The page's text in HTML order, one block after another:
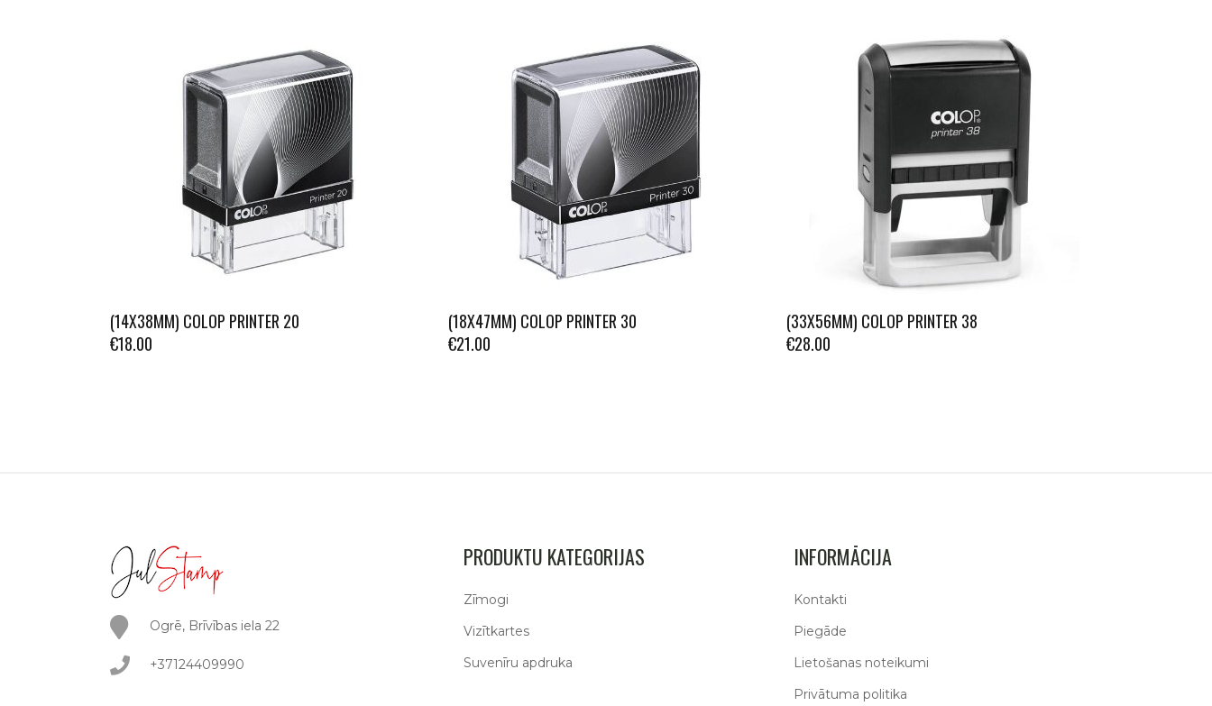
(14X38MM) COLOP PRINTER 20
€18.00
(18X47MM) COLOP PRINTER 30
€21.00
(33X56MM) COLOP PRINTER 38
€28.00
Ogrē, Brīvības iela 22
+37124409990
PRODUKTU KATEGORIJAS
Zīmogi
Vizītkartes
Suvenīru apdruka
INFORMĀCIJA
Kontakti
Piegāde
Lietošanas noteikumi
Privātuma politika